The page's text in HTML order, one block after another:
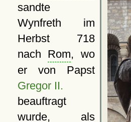
sandte
Wynfreth im
Herbst 718
nach Rom, wo
er von Papst
Gregor II.
beauftragt
wurde, als